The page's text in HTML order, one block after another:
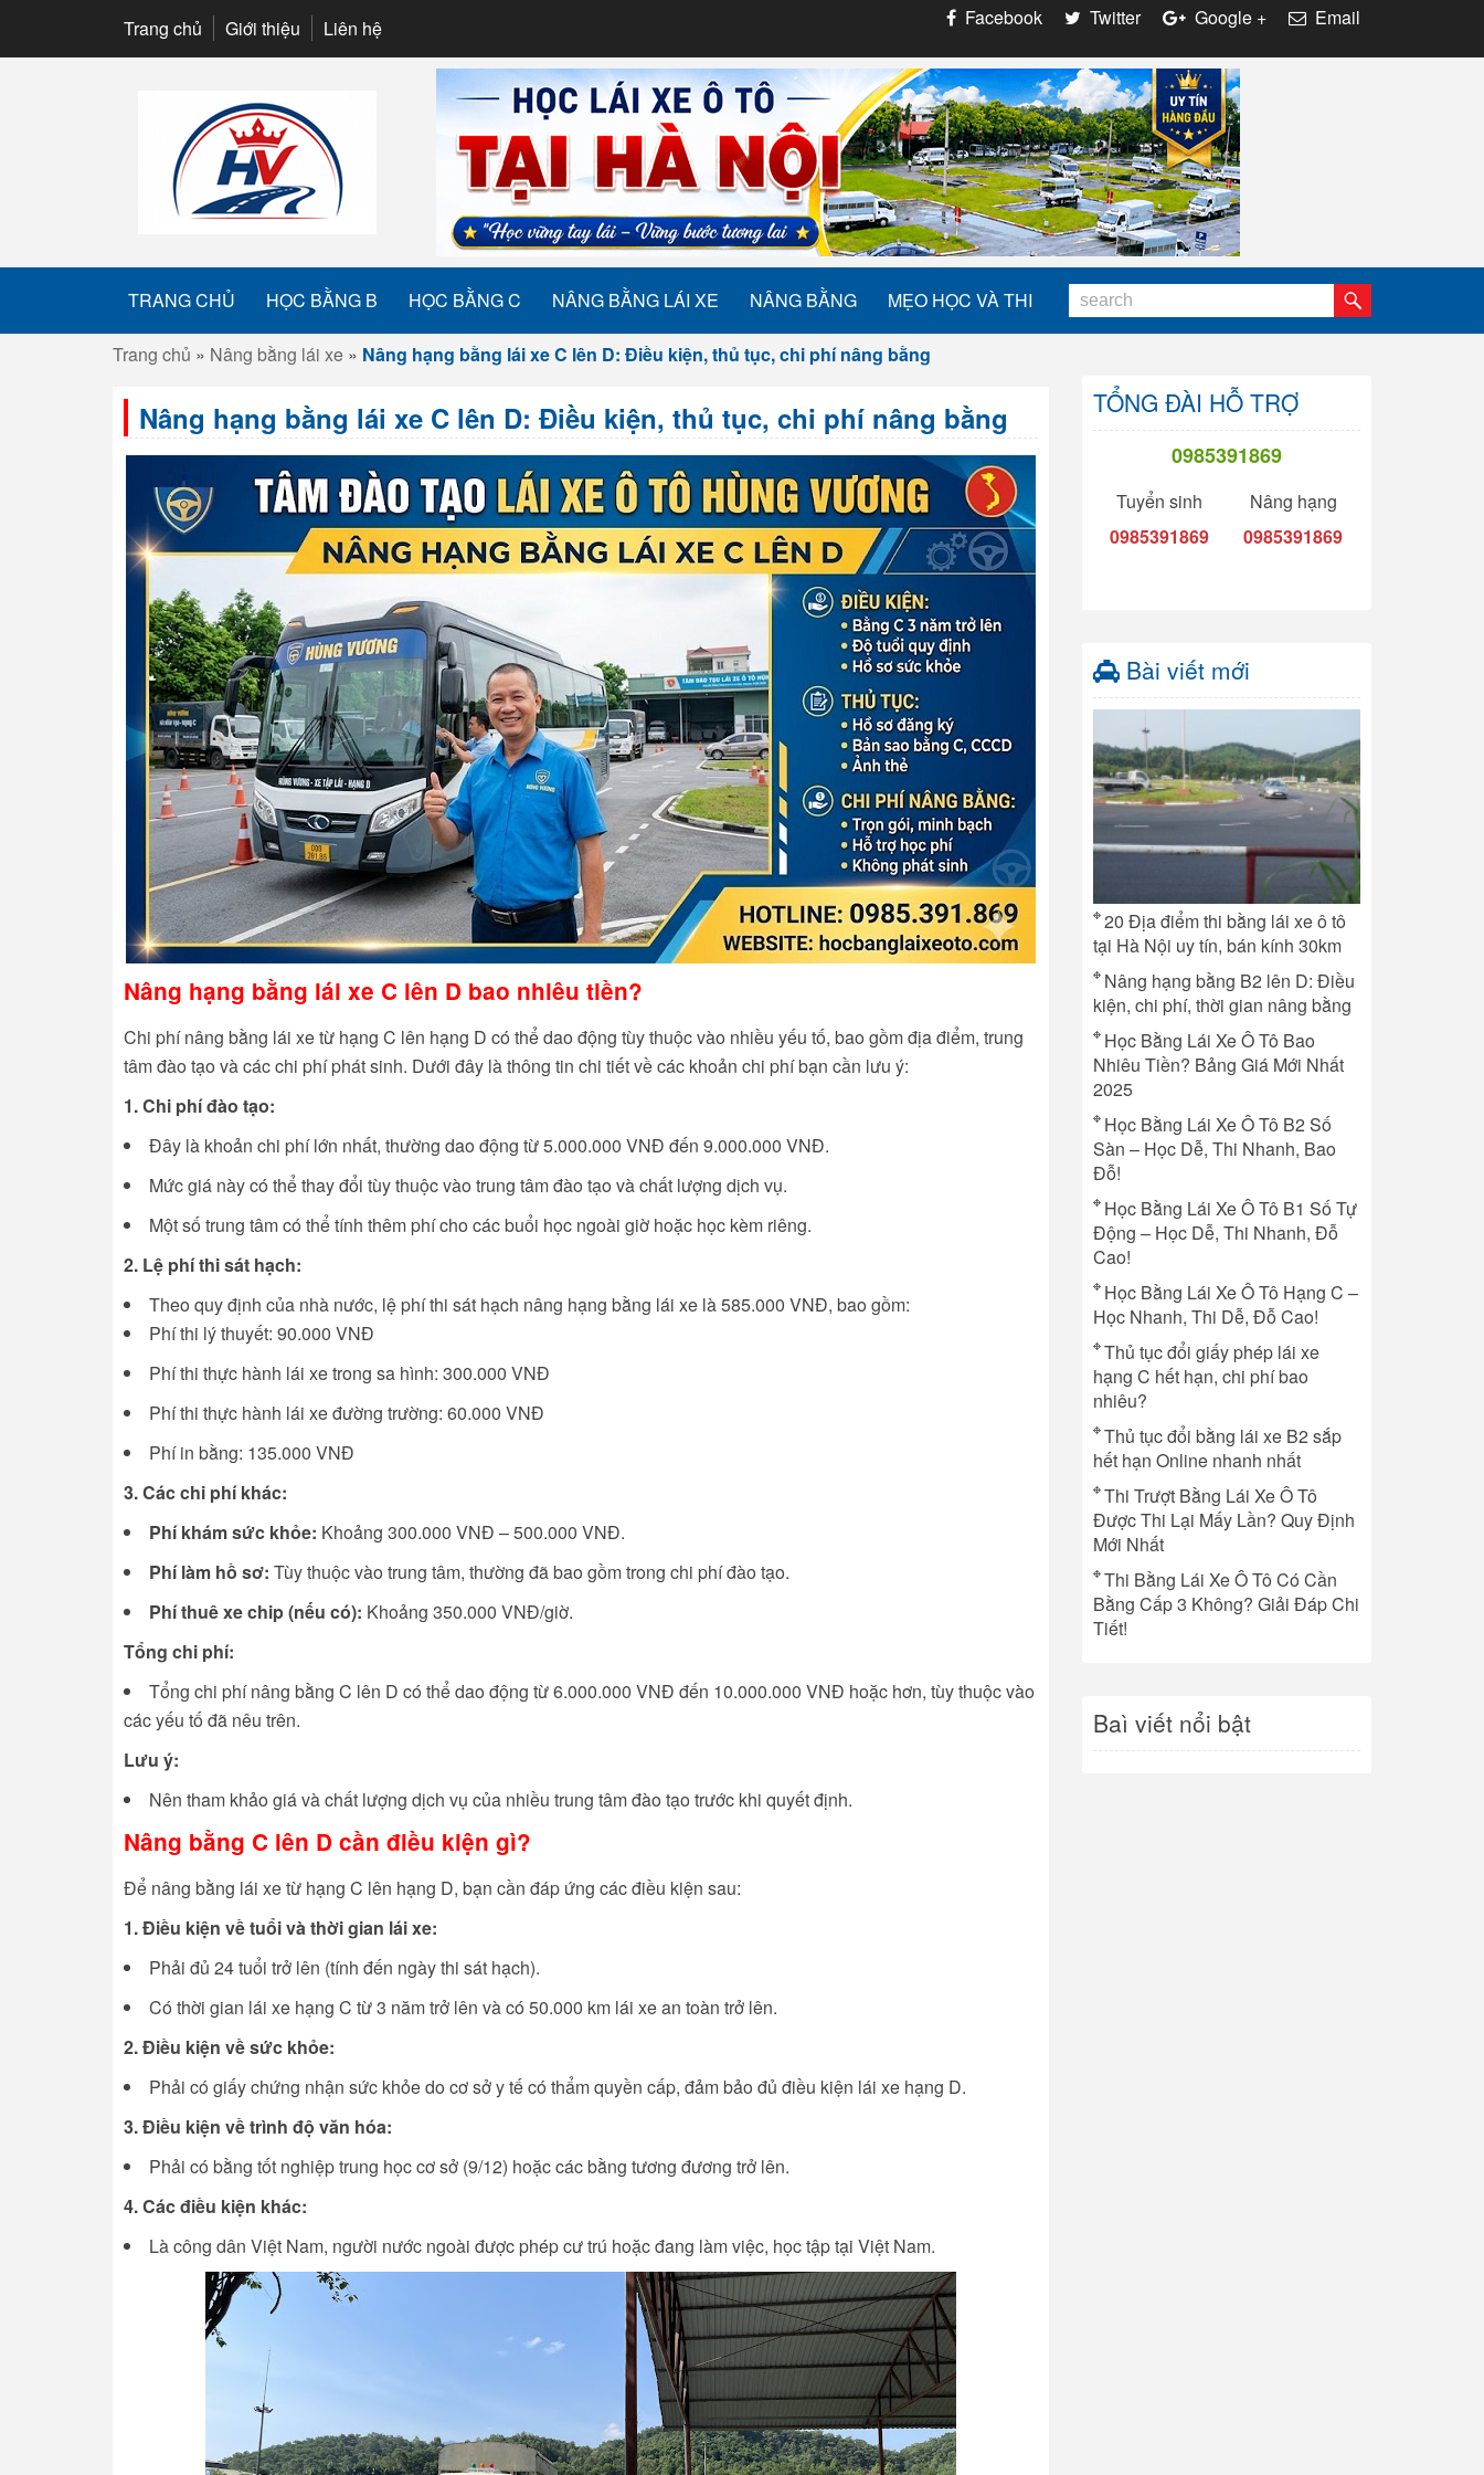
Trang chủ Giới thiệu Liên hệ Facebook Twitter Google + Email
TRANG CHỦ HỌC BẰNG B HỌC BẰNG C NÂNG BẰNG LÁI XE NÂNG BẰNG MẸO HỌC VÀ THI
Trang chủ » Nâng bằng lái xe » Nâng hạng bằng lái xe C lên D: Điều kiện, thủ tục, chi phí nâng bằng
Nâng hạng bằng lái xe C lên D: Điều kiện, thủ tục, chi phí nâng bằng
Nâng hạng bằng lái xe C lên D bao nhiêu tiền?
Chi phí nâng bằng lái xe từ hạng C lên hạng D có thể dao động tùy thuộc vào nhiều yếu tố, bao gồm địa điểm, trung
tâm đào tạo và các chi phí phát sinh. Dưới đây là thông tin chi tiết về các khoản chi phí bạn cần lưu ý:
1. Chi phí đào tạo:
Đây là khoản chi phí lớn nhất, thường dao động từ 5.000.000 VNĐ đến 9.000.000 VNĐ.
Mức giá này có thể thay đổi tùy thuộc vào trung tâm đào tạo và chất lượng dịch vụ.
Một số trung tâm có thể tính thêm phí cho các buổi học ngoài giờ hoặc học kèm riêng.
2. Lệ phí thi sát hạch:
Theo quy định của nhà nước, lệ phí thi sát hạch nâng hạng bằng lái xe là 585.000 VNĐ, bao gồm:
Phí thi lý thuyết: 90.000 VNĐ
Phí thi thực hành lái xe trong sa hình: 300.000 VNĐ
Phí thi thực hành lái xe đường trường: 60.000 VNĐ
Phí in bằng: 135.000 VNĐ
3. Các chi phí khác:
Phí khám sức khỏe: Khoảng 300.000 VNĐ – 500.000 VNĐ.
Phí làm hồ sơ: Tùy thuộc vào trung tâm, thường đã bao gồm trong chi phí đào tạo.
Phí thuê xe chip (nếu có): Khoảng 350.000 VNĐ/giờ.
Tổng chi phí:
Tổng chi phí nâng bằng C lên D có thể dao động từ 6.000.000 VNĐ đến 10.000.000 VNĐ hoặc hơn, tùy thuộc vào
các yếu tố đã nêu trên.
Lưu ý:
Nên tham khảo giá và chất lượng dịch vụ của nhiều trung tâm đào tạo trước khi quyết định.
Nâng bằng C lên D cần điều kiện gì?
Để nâng bằng lái xe từ hạng C lên hạng D, bạn cần đáp ứng các điều kiện sau:
1. Điều kiện về tuổi và thời gian lái xe:
Phải đủ 24 tuổi trở lên (tính đến ngày thi sát hạch).
Có thời gian lái xe hạng C từ 3 năm trở lên và có 50.000 km lái xe an toàn trở lên.
2. Điều kiện về sức khỏe:
Phải có giấy chứng nhận sức khỏe do cơ sở y tế có thẩm quyền cấp, đảm bảo đủ điều kiện lái xe hạng D.
3. Điều kiện về trình độ văn hóa:
Phải có bằng tốt nghiệp trung học cơ sở (9/12) hoặc các bằng tương đương trở lên.
4. Các điều kiện khác:
Là công dân Việt Nam, người nước ngoài được phép cư trú hoặc đang làm việc, học tập tại Việt Nam.
TỔNG ĐÀI HỖ TRỢ
0985391869
Tuyển sinh
0985391869
Nâng hạng
0985391869
Bài viết mới
20 Địa điểm thi bằng lái xe ô tô
tại Hà Nội uy tín, bán kính 30km
Nâng hạng bằng B2 lên D: Điều
kiện, chi phí, thời gian nâng bằng
Học Bằng Lái Xe Ô Tô Bao
Nhiêu Tiền? Bảng Giá Mới Nhất
2025
Học Bằng Lái Xe Ô Tô B2 Số
Sàn – Học Dễ, Thi Nhanh, Bao
Đỗ!
Học Bằng Lái Xe Ô Tô B1 Số Tự
Động – Học Dễ, Thi Nhanh, Đỗ
Cao!
Học Bằng Lái Xe Ô Tô Hạng C –
Học Nhanh, Thi Dễ, Đỗ Cao!
Thủ tục đổi giấy phép lái xe
hạng C hết hạn, chi phí bao
nhiêu?
Thủ tục đổi bằng lái xe B2 sắp
hết hạn Online nhanh nhất
Thi Trượt Bằng Lái Xe Ô Tô
Được Thi Lại Mấy Lần? Quy Định
Mới Nhất
Thi Bằng Lái Xe Ô Tô Có Cần
Bằng Cấp 3 Không? Giải Đáp Chi
Tiết!
Baì viết nổi bật